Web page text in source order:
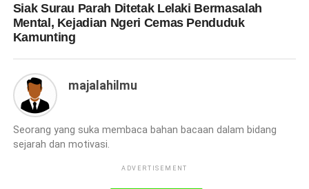
Siak Surau Parah Ditetak Lelaki Bermasalah
Mental, Kejadian Ngeri Cemas Penduduk
Kamunting
majalahilmu
Seorang yang suka membaca bahan bacaan dalam bidang
sejarah dan motivasi.
ADVERTISEMENT